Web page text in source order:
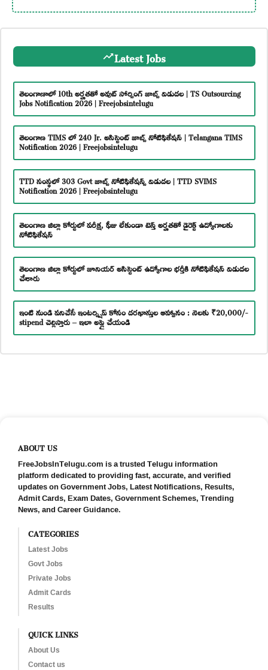
Latest Jobs
తెలంగాణాలో 10th అర్హతతో అవుట్ సోర్సింగ్ జాబ్స్ విడుదల | TS Outsourcing
Jobs Notification 2026 | Freejobsintelugu
తెలంగాణ TIMS లో 240 Jr. అసిస్టెంట్ జాబ్స్ నోటిఫికేషన్ | Telangana TIMS
Notification 2026 | Freejobsintelugu
TTD సంస్థలో 303 Govt జాబ్స్ నోటిఫికేషన్స్ విడుదల | TTD SVIMS
Notification 2026 | Freejobsintelugu
తెలంగాణ జిల్లా కోర్టులో పరీక్ష, ఫీజు లేకుండా టెన్త్ అర్హతతో డైరెక్ట్ ఉద్యోగాలకు
నోటిఫికేషన్
తెలంగాణ జిల్లా కోర్టులో జూనియర్ అసిస్టెంట్ ఉద్యోగాల భర్తీకి నోటిఫికేషన్ విడుదల
చేశారు
ఇంటి నుండి పనిచేసే ఇంటర్న్షిప్ కోసం దరఖాస్తుల ఆహ్వానం : నెలకు ₹20,000/-
stipend చెల్లిస్తారు – ఇలా అప్లై చేయండి
ABOUT US
FreeJobsInTelugu.com is a trusted Telugu information
platform dedicated to providing fast, accurate, and verified
updates on Government Jobs, Latest Notifications, Results,
Admit Cards, Exam Dates, Government Schemes, Trending
News, and Career Guidance.
CATEGORIES
Latest Jobs
Govt Jobs
Private Jobs
Admit Cards
Results
QUICK LINKS
About Us
Contact us